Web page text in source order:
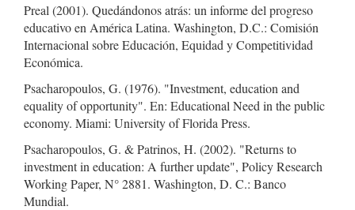
Preal (2001). Quedándonos atrás: un informe del progreso
educativo en América Latina. Washington, D.C.: Comisión
Internacional sobre Educación, Equidad y Competitividad
Económica.
Psacharopoulos, G. (1976). "Investment, education and
equality of opportunity". En: Educational Need in the public
economy. Miami: University of Florida Press.
Psacharopoulos, G. & Patrinos, H. (2002). "Returns to
investment in education: A further update", Policy Research
Working Paper, N° 2881. Washington, D. C.: Banco
Mundial.